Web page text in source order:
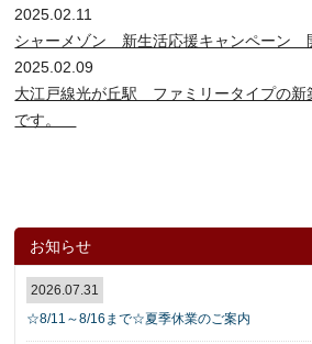
2025.02.11
シャーメゾン 新生活応援キャンペーン
2025.02.09
大江戸線光が丘駅 ファミリータイプの新
です。
お知らせ
2026.07.31
☆8/11～8/16まで☆夏季休業のご案内